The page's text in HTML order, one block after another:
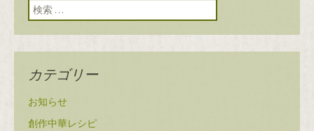
検索:
カテゴリー
お知らせ
創作中華レシピ